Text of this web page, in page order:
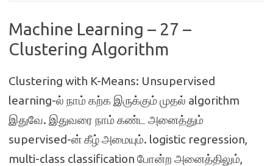
Machine Learning – 27 –
Clustering Algorithm
Clustering with K-Means: Unsupervised
learning-ல் நாம் கற்க இருக்கும் முதல் algorithm
இதுவே. இதுவரை நாம் கண்ட அனைத்தும்
supervised-ன் கீழ் அமையும். logistic regression,
multi-class classification போன்ற அனைத்திலும்,